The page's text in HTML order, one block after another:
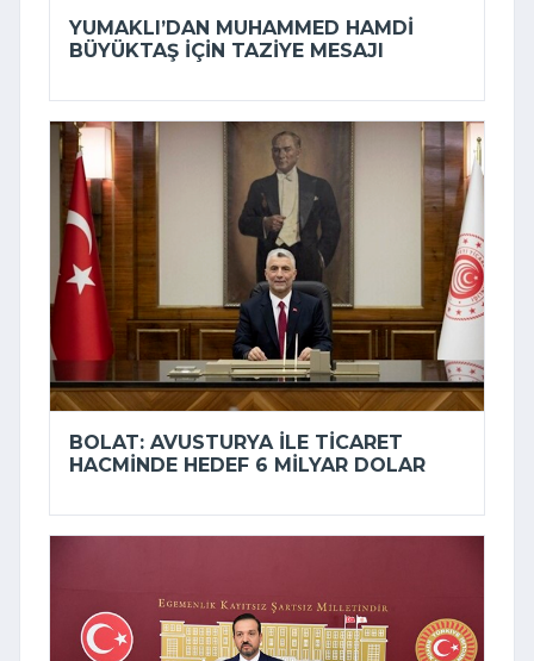
YUMAKLI’DAN MUHAMMED HAMDI
BÜYÜKTAŞ IÇIN TAZIYE MESAJI
BOLAT: AVUSTURYA ILE TICARET
HACMINDE HEDEF 6 MILYAR DOLAR